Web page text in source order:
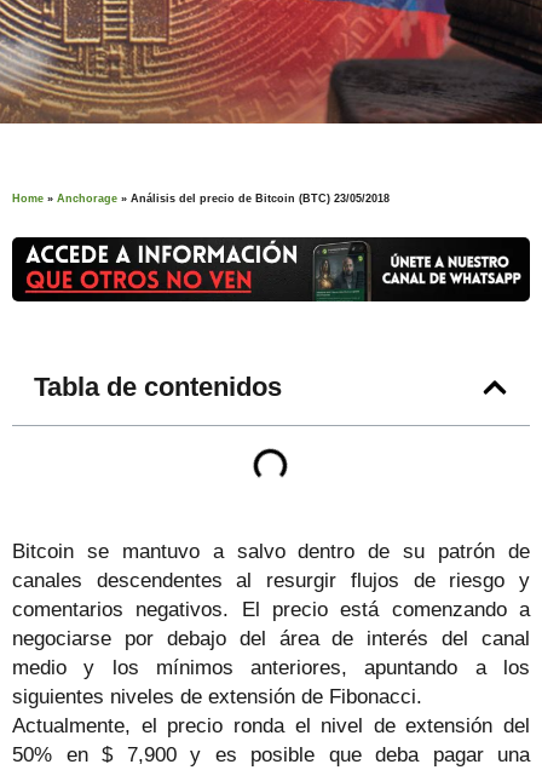
Home » Anchorage » Análisis del precio de Bitcoin (BTC) 23/05/2018
Tabla de contenidos
Bitcoin se mantuvo a salvo dentro de su patrón de
canales descendentes al resurgir flujos de riesgo y
comentarios negativos. El precio está comenzando a
negociarse por debajo del área de interés del canal
medio y los mínimos anteriores, apuntando a los
siguientes niveles de extensión de Fibonacci.
Actualmente, el precio ronda el nivel de extensión del
50% en $ 7,900 y es posible que deba pagar una